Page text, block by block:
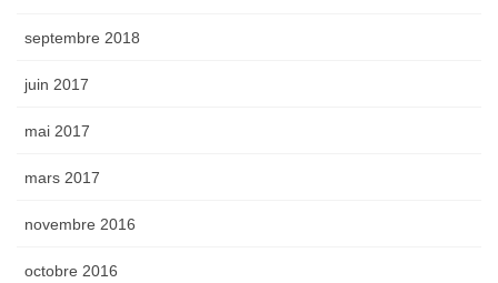
septembre 2018
juin 2017
mai 2017
mars 2017
novembre 2016
octobre 2016